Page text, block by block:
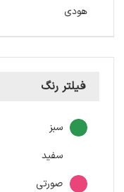
هودی
فیلتر رنگ
سبز
سفید
صورتی